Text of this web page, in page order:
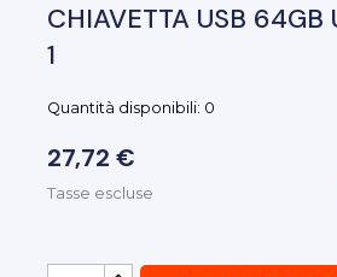
CHIAVETTA USB 64GB
1
Quantità disponibili: 0
27,72 €
Tasse escluse